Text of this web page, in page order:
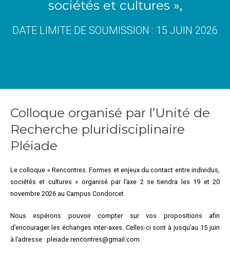
sociétés et cultures »,
DATE LIMITE DE SOUMISSION : 15 JUIN 2026
Colloque organisé par l’Unité de
Recherche pluridisciplinaire
Pléiade
Le colloque « Rencontres. Formes et enjeux du contact entre individus,
sociétés et cultures » organisé par l’axe 2 se tiendra les 19 et 20
novembre 2026 au Campus Condorcet.
Nous espérons pouvoir compter sur vos propositions afin
d’encourager les échanges inter-axes. Celles-ci sont à jusqu’au 15 juin
à l’adresse : pleiade.rencontres@gmail.com